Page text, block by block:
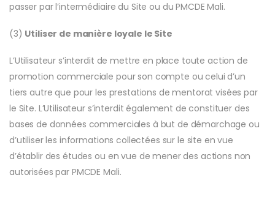
passer par l’intermédiaire du Site ou du PMCDE Mali.
(3) Utiliser de manière loyale le Site
L’Utilisateur s’interdit de mettre en place toute action de
promotion commerciale pour son compte ou celui d’un
tiers autre que pour les prestations de mentorat visées par
le Site. L’Utilisateur s’interdit également de constituer des
bases de données commerciales à but de démarchage ou
d’utiliser les informations collectées sur le site en vue
d’établir des études ou en vue de mener des actions non
autorisées par PMCDE Mali.